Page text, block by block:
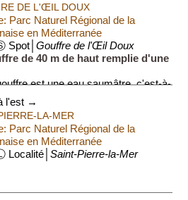
DE L'ŒIL DOUX
Parc Naturel Régional de la
en Méditerranée
Spot│Gouffre de l'Œil Doux
de 40 m de haut remplie d'une
est une eau saumâtre, c'est-à-
racontait que le gouffre
l'est →
LA-MER
Parc Naturel Régional de la
en Méditerranée
Localité│Saint-Pierre-la-Mer